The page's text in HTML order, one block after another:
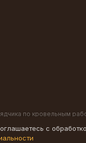
по кровельным
Профи. Все права
с